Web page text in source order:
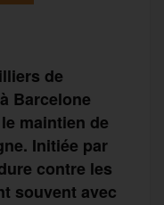
de
Barcelone
maintien de
Initiée par
contre les
souvent avec